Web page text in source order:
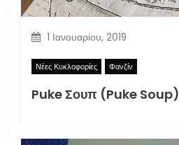
1 Ιανουαρίου, 2019
Νέες Κυκλοφορίες Φανζίν
Puke Σουπ (Puke Soup)